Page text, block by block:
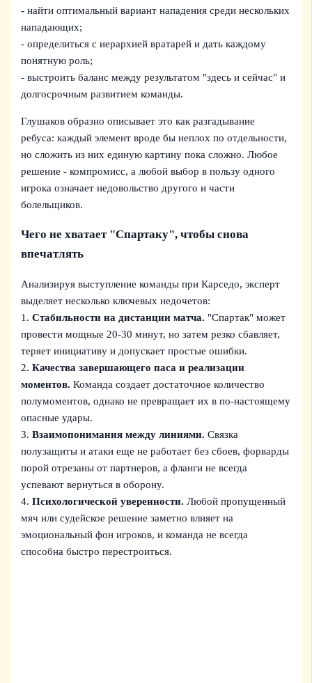
- найти оптимальный вариант нападения среди нескольких
нападающих;
- определиться с иерархией вратарей и дать каждому
понятную роль;
- выстроить баланс между результатом "здесь и сейчас" и
долгосрочным развитием команды.
Глушаков образно описывает это как разгадывание
ребуса: каждый элемент вроде бы неплох по отдельности,
но сложить из них единую картину пока сложно. Любое
решение - компромисс, а любой выбор в пользу одного
игрока означает недовольство другого и части
болельщиков.
Чего не хватает "Спартаку", чтобы снова
впечатлять
Анализируя выступление команды при Карседо, эксперт
выделяет несколько ключевых недочетов:
1.Стабильности на дистанции матча. "Спартак" может
провести мощные 20-30 минут, но затем резко сбавляет,
теряет инициативу и допускает простые ошибки.
2.Качества завершающего паса и реализации
моментов. Команда создает достаточное количество
полумоментов, однако не превращает их в по-настоящему
опасные удары.
3.Взаимопонимания между линиями. Связка
полузащиты и атаки еще не работает без сбоев, форварды
порой отрезаны от партнеров, а фланги не всегда
успевают вернуться в оборону.
4.Психологической уверенности. Любой пропущенный
мяч или судейское решение заметно влияет на
эмоциональный фон игроков, и команда не всегда
способна быстро перестроиться.